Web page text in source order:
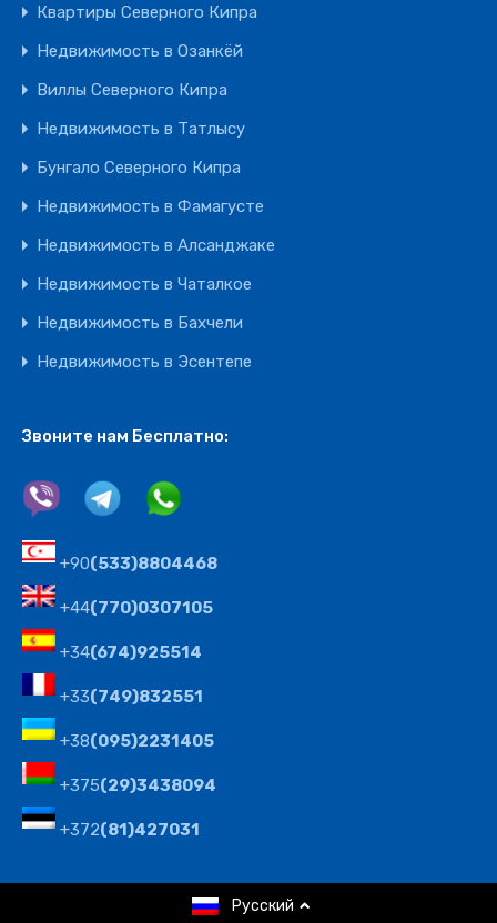
Квартиры Северного Кипра
Недвижимость в Озанкёй
Виллы Северного Кипра
Недвижимость в Татлысу
Бунгало Северного Кипра
Недвижимость в Фамагусте
Недвижимость в Алсанджаке
Недвижимость в Чаталкое
Недвижимость в Бахчели
Недвижимость в Эсентепе
Звоните нам Бесплатно:
+90(533)8804468
+44(770)0307105
+34(674)925514
+33(749)832551
+38(095)2231405
+375(29)3438094
+372(81)427031
© 2008-2024 Агентство недвижимости Северного
Русский